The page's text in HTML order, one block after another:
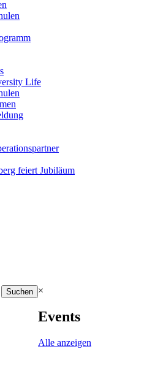
Life
feiert Jubiläum
×
Events
Alle anzeigen